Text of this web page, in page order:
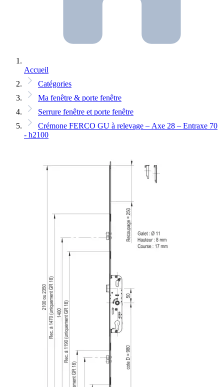
Accueil
Catégories
Ma fenêtre & porte fenêtre
Serrure fenêtre et porte fenêtre
Crémone FERCO GU à relevage – Axe 28 – Entraxe 70
- h2100